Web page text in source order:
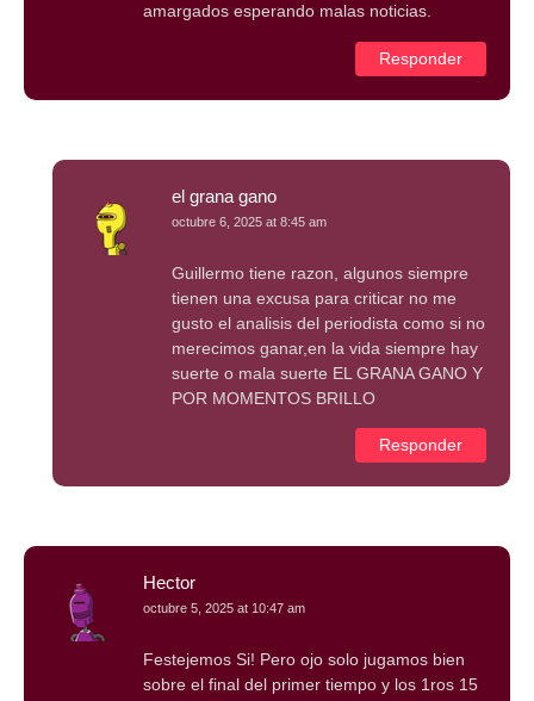
amargados esperando malas noticias.
Responder
el grana gano
octubre 6, 2025 at 8:45 am
Guillermo tiene razon, algunos siempre
tienen una excusa para criticar no me
gusto el analisis del periodista como si no
merecimos ganar,en la vida siempre hay
suerte o mala suerte EL GRANA GANO Y
POR MOMENTOS BRILLO
Responder
Hector
octubre 5, 2025 at 10:47 am
Festejemos Si! Pero ojo solo jugamos bien
sobre el final del primer tiempo y los 1ros 15